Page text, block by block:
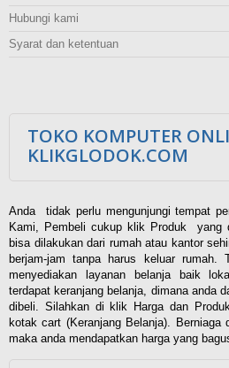
Hubungi kami
Syarat dan ketentuan
TOKO KOMPUTER
KLIKGLODOK.COM
Anda tidak perlu mengunjungi tempat
Kami, Pembeli cukup klik Produk yang
bisa dilakukan dari rumah atau kantor
berjam-jam tanpa harus keluar
menyediakan layanan belanja baik
terdapat keranjang belanja, dimana anda
dibeli. Silahkan di klik Harga dan
kotak cart (Keranjang Belanja). Berniaga
maka anda mendapatkan harga yang